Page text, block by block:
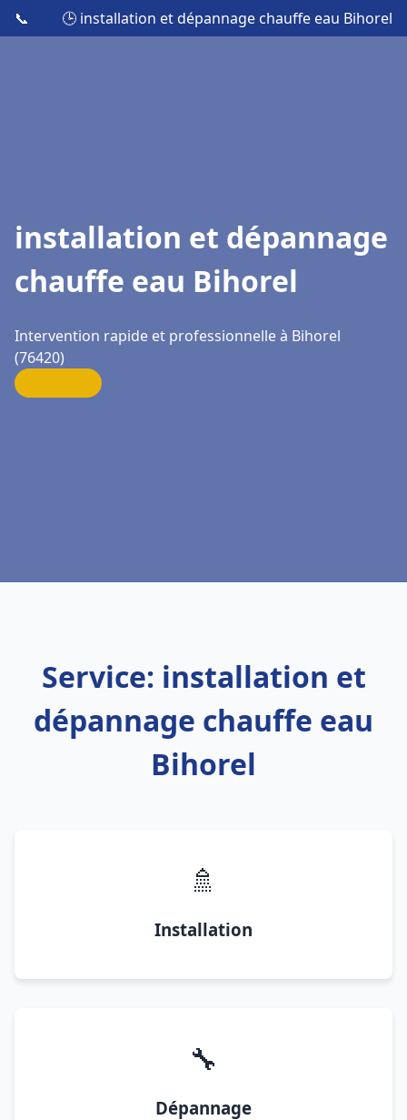
📞 🕒 installation et dépannage chauffe eau Bihorel
installation et dépannage
chauffe eau Bihorel
Intervention rapide et professionnelle à Bihorel
(76420)
Service: installation et
dépannage chauffe eau
Bihorel
🚿
Installation
🔧
Dépannage